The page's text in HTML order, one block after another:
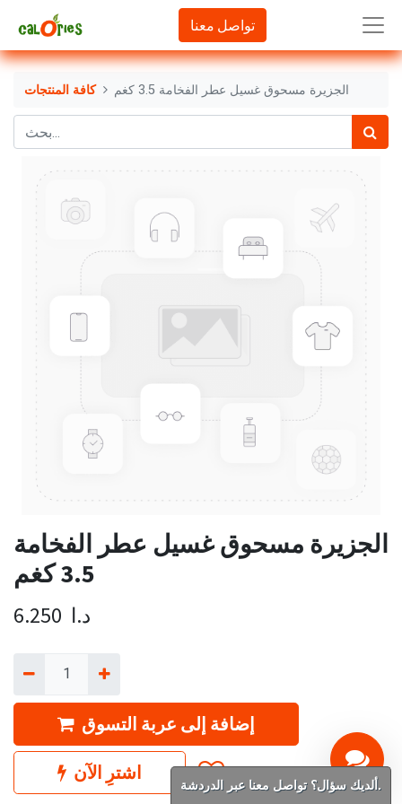
تواصل معنا
كافة المنتجات الجزيرة مسحوق غسيل عطر الفخامة 3.5 كغم
الجزيرة مسحوق غسيل عطر الفخامة
3.5 كغم
6.250 د.ا
إضافة إلى عربة التسوق
اشترِ الآن
ألديك سؤال؟ تواصل معنا عبر الدردشة.